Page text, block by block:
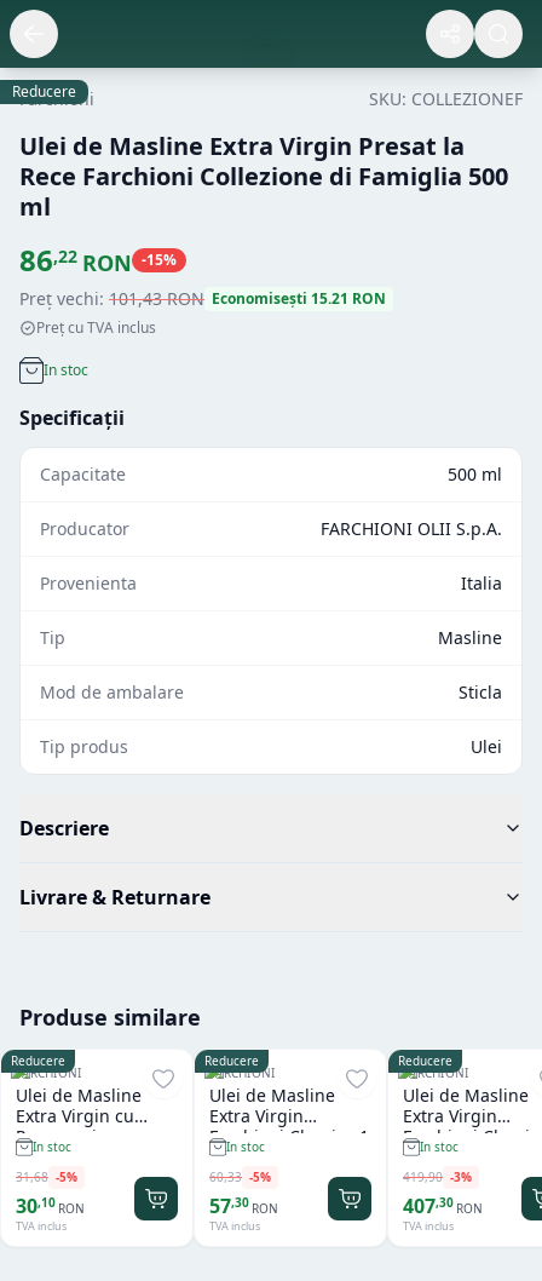
Reducere
Farchioni SKU: COLLEZIONEF
Ulei de Masline Extra Virgin Presat la
Rece Farchioni Collezione di Famiglia 500
ml
86,22 RON -15%
Preț vechi: 101,43RON Economisești 15.21 RON
Preț cu TVA inclus
In stoc
Specificații
Capacitate 500 ml
Producator FARCHIONI OLII S.p.A.
Provenienta Italia
Tip Masline
Mod de ambalare Sticla
Tip produs Ulei
Descriere
Livrare & Returnare
Produse similare
Reducere
FARCHIONI
Ulei de Masline
Extra Virgin cu
Peperoncino
Farchioni 250 ml
In stoc
31,68 -5%
30,10 RON
TVA inclus
Reducere
FARCHIONI
Ulei de Masline
Extra Virgin
Farchioni Classico 1
L In stoc
60,33 -5%
57,30 RON
TVA inclus
Reducere
FARCHIONI
Ulei de Masline
Extra Virgin
Farchioni Classic
Vintage 5 L
In stoc
419,90 -3%
407,30 RON
TVA inclus